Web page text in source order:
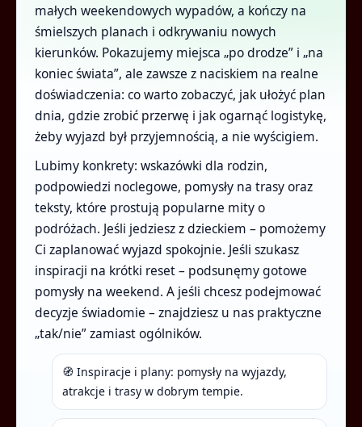
małych weekendowych wypadów, a kończy na
śmielszych planach i odkrywaniu nowych
kierunków. Pokazujemy miejsca „po drodze” i „na
koniec świata”, ale zawsze z naciskiem na realne
doświadczenia: co warto zobaczyć, jak ułożyć plan
dnia, gdzie zrobić przerwę i jak ogarnąć logistykę,
żeby wyjazd był przyjemnością, a nie wyścigiem.
Lubimy konkrety: wskazówki dla rodzin,
podpowiedzi noclegowe, pomysły na trasy oraz
teksty, które prostują popularne mity o
podróżach. Jeśli jedziesz z dzieckiem – pomożemy
Ci zaplanować wyjazd spokojnie. Jeśli szukasz
inspiracji na krótki reset – podsunęmy gotowe
pomysły na weekend. A jeśli chcesz podejmować
decyzje świadomie – znajdziesz u nas praktyczne
„tak/nie” zamiast ogólników.
🧭 Inspiracje i plany: pomysły na wyjazdy,
atrakcje i trasy w dobrym tempie.